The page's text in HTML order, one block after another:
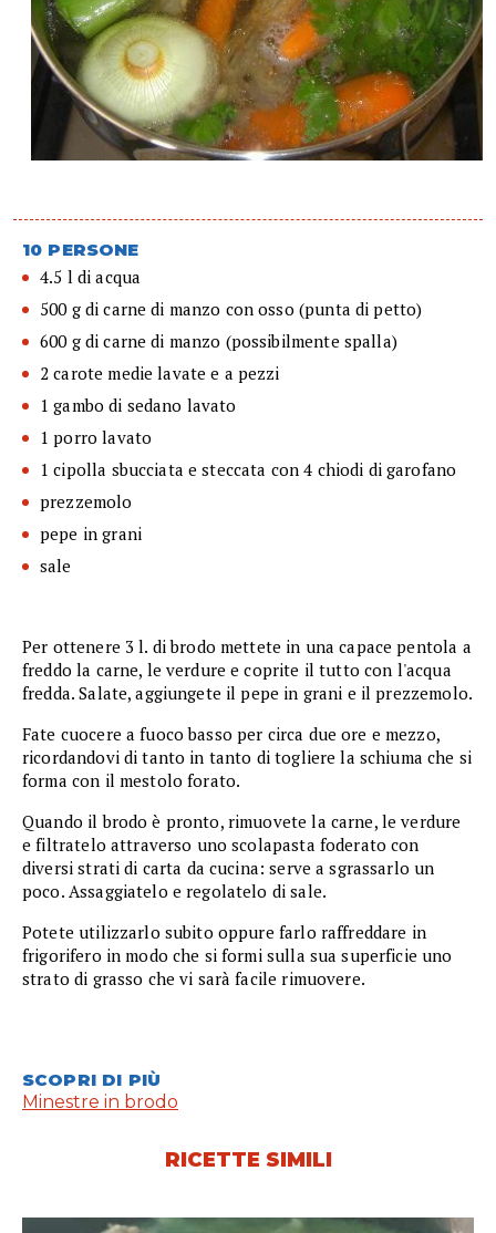
10 PERSONE
4.5 l di acqua
500 g di carne di manzo con osso (punta di petto)
600 g di carne di manzo (possibilmente spalla)
2 carote medie lavate e a pezzi
1 gambo di sedano lavato
1 porro lavato
1 cipolla sbucciata e steccata con 4 chiodi di garofano
prezzemolo
pepe in grani
sale
Per ottenere 3 l. di brodo mettete in una capace pentola a
freddo la carne, le verdure e coprite il tutto con l'acqua
fredda. Salate, aggiungete il pepe in grani e il prezzemolo.
Fate cuocere a fuoco basso per circa due ore e mezzo,
ricordandovi di tanto in tanto di togliere la schiuma che si
forma con il mestolo forato.
Quando il brodo è pronto, rimuovete la carne, le verdure
e filtratelo attraverso uno scolapasta foderato con
diversi strati di carta da cucina: serve a sgrassarlo un
poco. Assaggiatelo e regolatelo di sale.
Potete utilizzarlo subito oppure farlo raffreddare in
frigorifero in modo che si formi sulla sua superficie uno
strato di grasso che vi sarà facile rimuovere.
SCOPRI DI PIÙ
Minestre in brodo
RICETTE SIMILI